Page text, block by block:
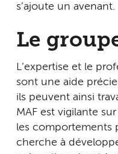
s’ajoute un avenant.
Le
L’expertise et le
sont une aide
ils peuvent ainsi
MAF est vigilante
les comportements
cherche à